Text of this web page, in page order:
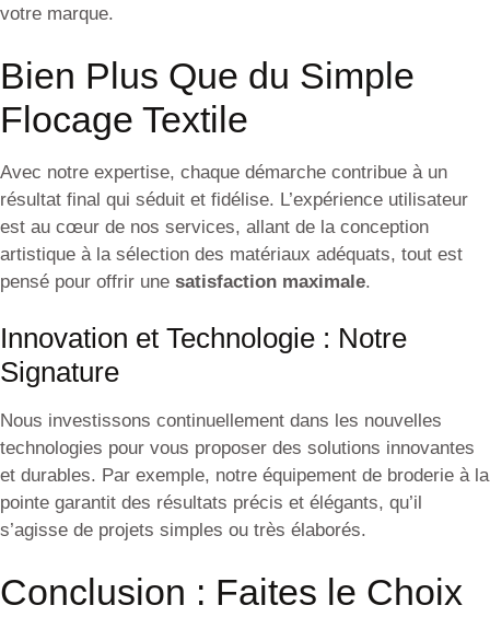
votre marque.
Bien Plus Que du Simple
Flocage Textile
Avec notre expertise, chaque démarche contribue à un
résultat final qui séduit et fidélise. L’expérience utilisateur
est au cœur de nos services, allant de la conception
artistique à la sélection des matériaux adéquats, tout est
pensé pour offrir une satisfaction maximale.
Innovation et Technologie : Notre
Signature
Nous investissons continuellement dans les nouvelles
technologies pour vous proposer des solutions innovantes
et durables. Par exemple, notre équipement de broderie à la
pointe garantit des résultats précis et élégants, qu’il
s’agisse de projets simples ou très élaborés.
Conclusion : Faites le Choix